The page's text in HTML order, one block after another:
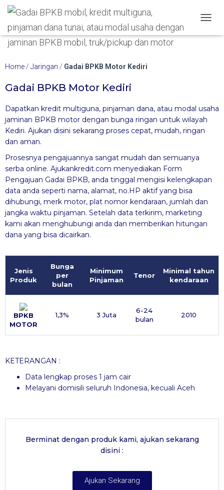
Home / Jaringan / Gadai BPKB Motor Kediri
Gadai BPKB Motor Kediri
Dapatkan kredit multiguna, pinjaman dana, atau modal usaha
jaminan BPKB motor dengan bunga ringan untuk wilayah
Kediri. Ajukan disini sekarang proses cepat, mudah, ringan
dan aman.
Prosesnya pengajuannya sangat mudah dan semuanya
serba online. Ajukankredit.com menyediakan Form
Pengajuan Gadai BPKB, anda tinggal mengisi kelengkapan
data anda seperti nama, alamat, no.HP aktif yang bisa
dihubungi, merk motor, plat nomor kendaraan, jumlah dan
jangka waktu pinjaman. Setelah data terkirim, marketing
kami akan menghubungi anda dan memberikan hitungan
dana yang bisa dicairkan.
Jenis
Produk
Bunga
per
bulan
Minimum
Pinjaman
Tenor
Minimal tahun
kendaraan
BPKB
MOTOR
1,3% 3 Juta
6-24
bulan
2010
KETERANGAN :
Data lengkap proses 1 jam cair
Melayani domisili seluruh Indonesia, kecuali Aceh
Berminat dengan produk kami, ajukan sekarang
disini :
Ajukan Sekarang